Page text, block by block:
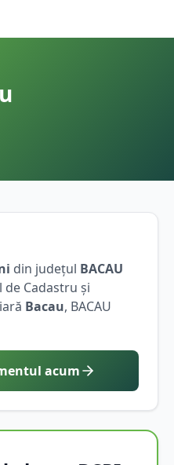
din județul BACAU
Cadastru și
Bacau, BACAU
acum